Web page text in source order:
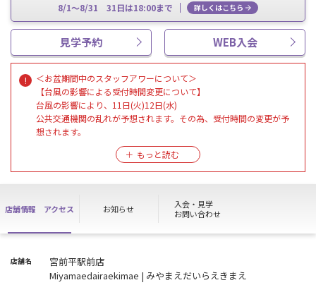
8/1～8/31 31日は18:00まで 詳しくはこちら
見学予約 WEB入会
＜お盆期間中のスタッフアワーについて＞
【台風の影響による受付時間変更について】
台風の影響により、11日(火)12日(水)
公共交通機関の乱れが予想されます。その為、受付時間の変更が予
想されます。
ご迷惑をおかけいたしますが、何卒ご理解いただけますようお願い
Because of the typhoon, disruptions to public transportation are
expected on
Tuesday, 8/11, Wednesday, 8/12.
Therefore, we will change the reception hours in case.
appreciate your understanding.
店舗情報 アクセス お知らせ
入会・見学
お問い合わせ
店舗名
宮前平駅前店
Miyamaedairaekimae | みやまえだいらえきまえ